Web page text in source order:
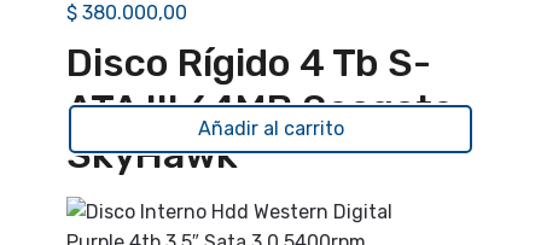
$ 380.000,00
Disco Rígido 4 Tb S-
ATA III 64MB Seagate
SkyHawk
Añadir al carrito